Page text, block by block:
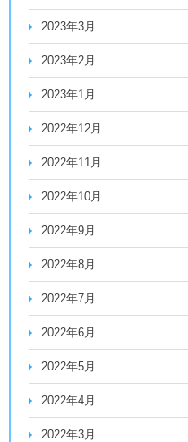
2023年3月
2023年2月
2023年1月
2022年12月
2022年11月
2022年10月
2022年9月
2022年8月
2022年7月
2022年6月
2022年5月
2022年4月
2022年3月